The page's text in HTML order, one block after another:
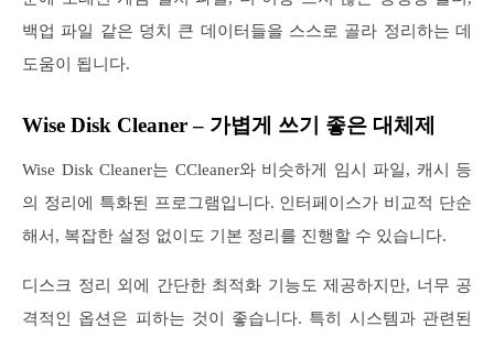
백업 파일 같은 덩치 큰 데이터들을 스스로 골라 정리하는 데
도움이 됩니다.
Wise Disk Cleaner – 가볍게 쓰기 좋은 대체제
Wise Disk Cleaner는 CCleaner와 비슷하게 임시 파일, 캐시 등
의 정리에 특화된 프로그램입니다. 인터페이스가 비교적 단순
해서, 복잡한 설정 없이도 기본 정리를 진행할 수 있습니다.
디스크 정리 외에 간단한 최적화 기능도 제공하지만, 너무 공
격적인 옵션은 피하는 것이 좋습니다. 특히 시스템과 관련된